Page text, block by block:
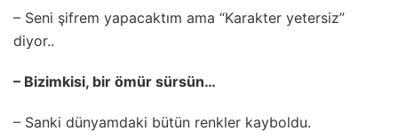
– Seni şifrem yapacaktım ama “Karakter yetersiz”
diyor..
– Bizimkisi, bir ömür sürsün…
– Sanki dünyamdaki bütün renkler kayboldu.